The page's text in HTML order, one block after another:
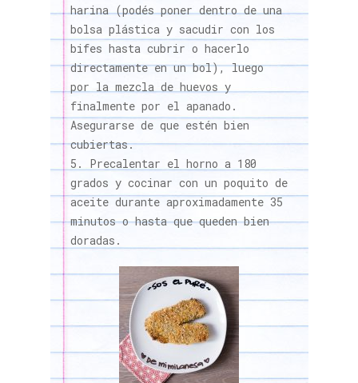
harina (podés poner dentro de una
bolsa plástica y sacudir con los
bifes hasta cubrir o hacerlo
directamente en un bol), luego
por la mezcla de huevos y
finalmente por el apanado.
Asegurarse de que estén bien
cubiertas.
Precalentar el horno a 180
grados y cocinar con un poquito de
aceite durante aproximadamente 35
minutos o hasta que queden bien
doradas.